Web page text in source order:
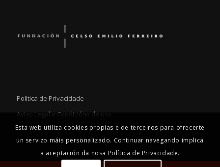
Política de Privacidade
Aviso Legal e Condicións de uso
Esta web utiliza cookies propias e de terceiros para ofrecerte
un servizo máis personalizado. Continuar navegando implica
a aceptación da nosa Política de Privacidade.